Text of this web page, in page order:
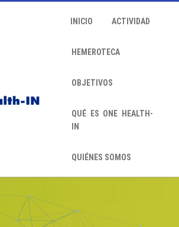
INICIO ACTIVIDAD
HEMEROTECA
OBJETIVOS
QUÉ ES ONE HEALTH-
IN
QUIÉNES SOMOS